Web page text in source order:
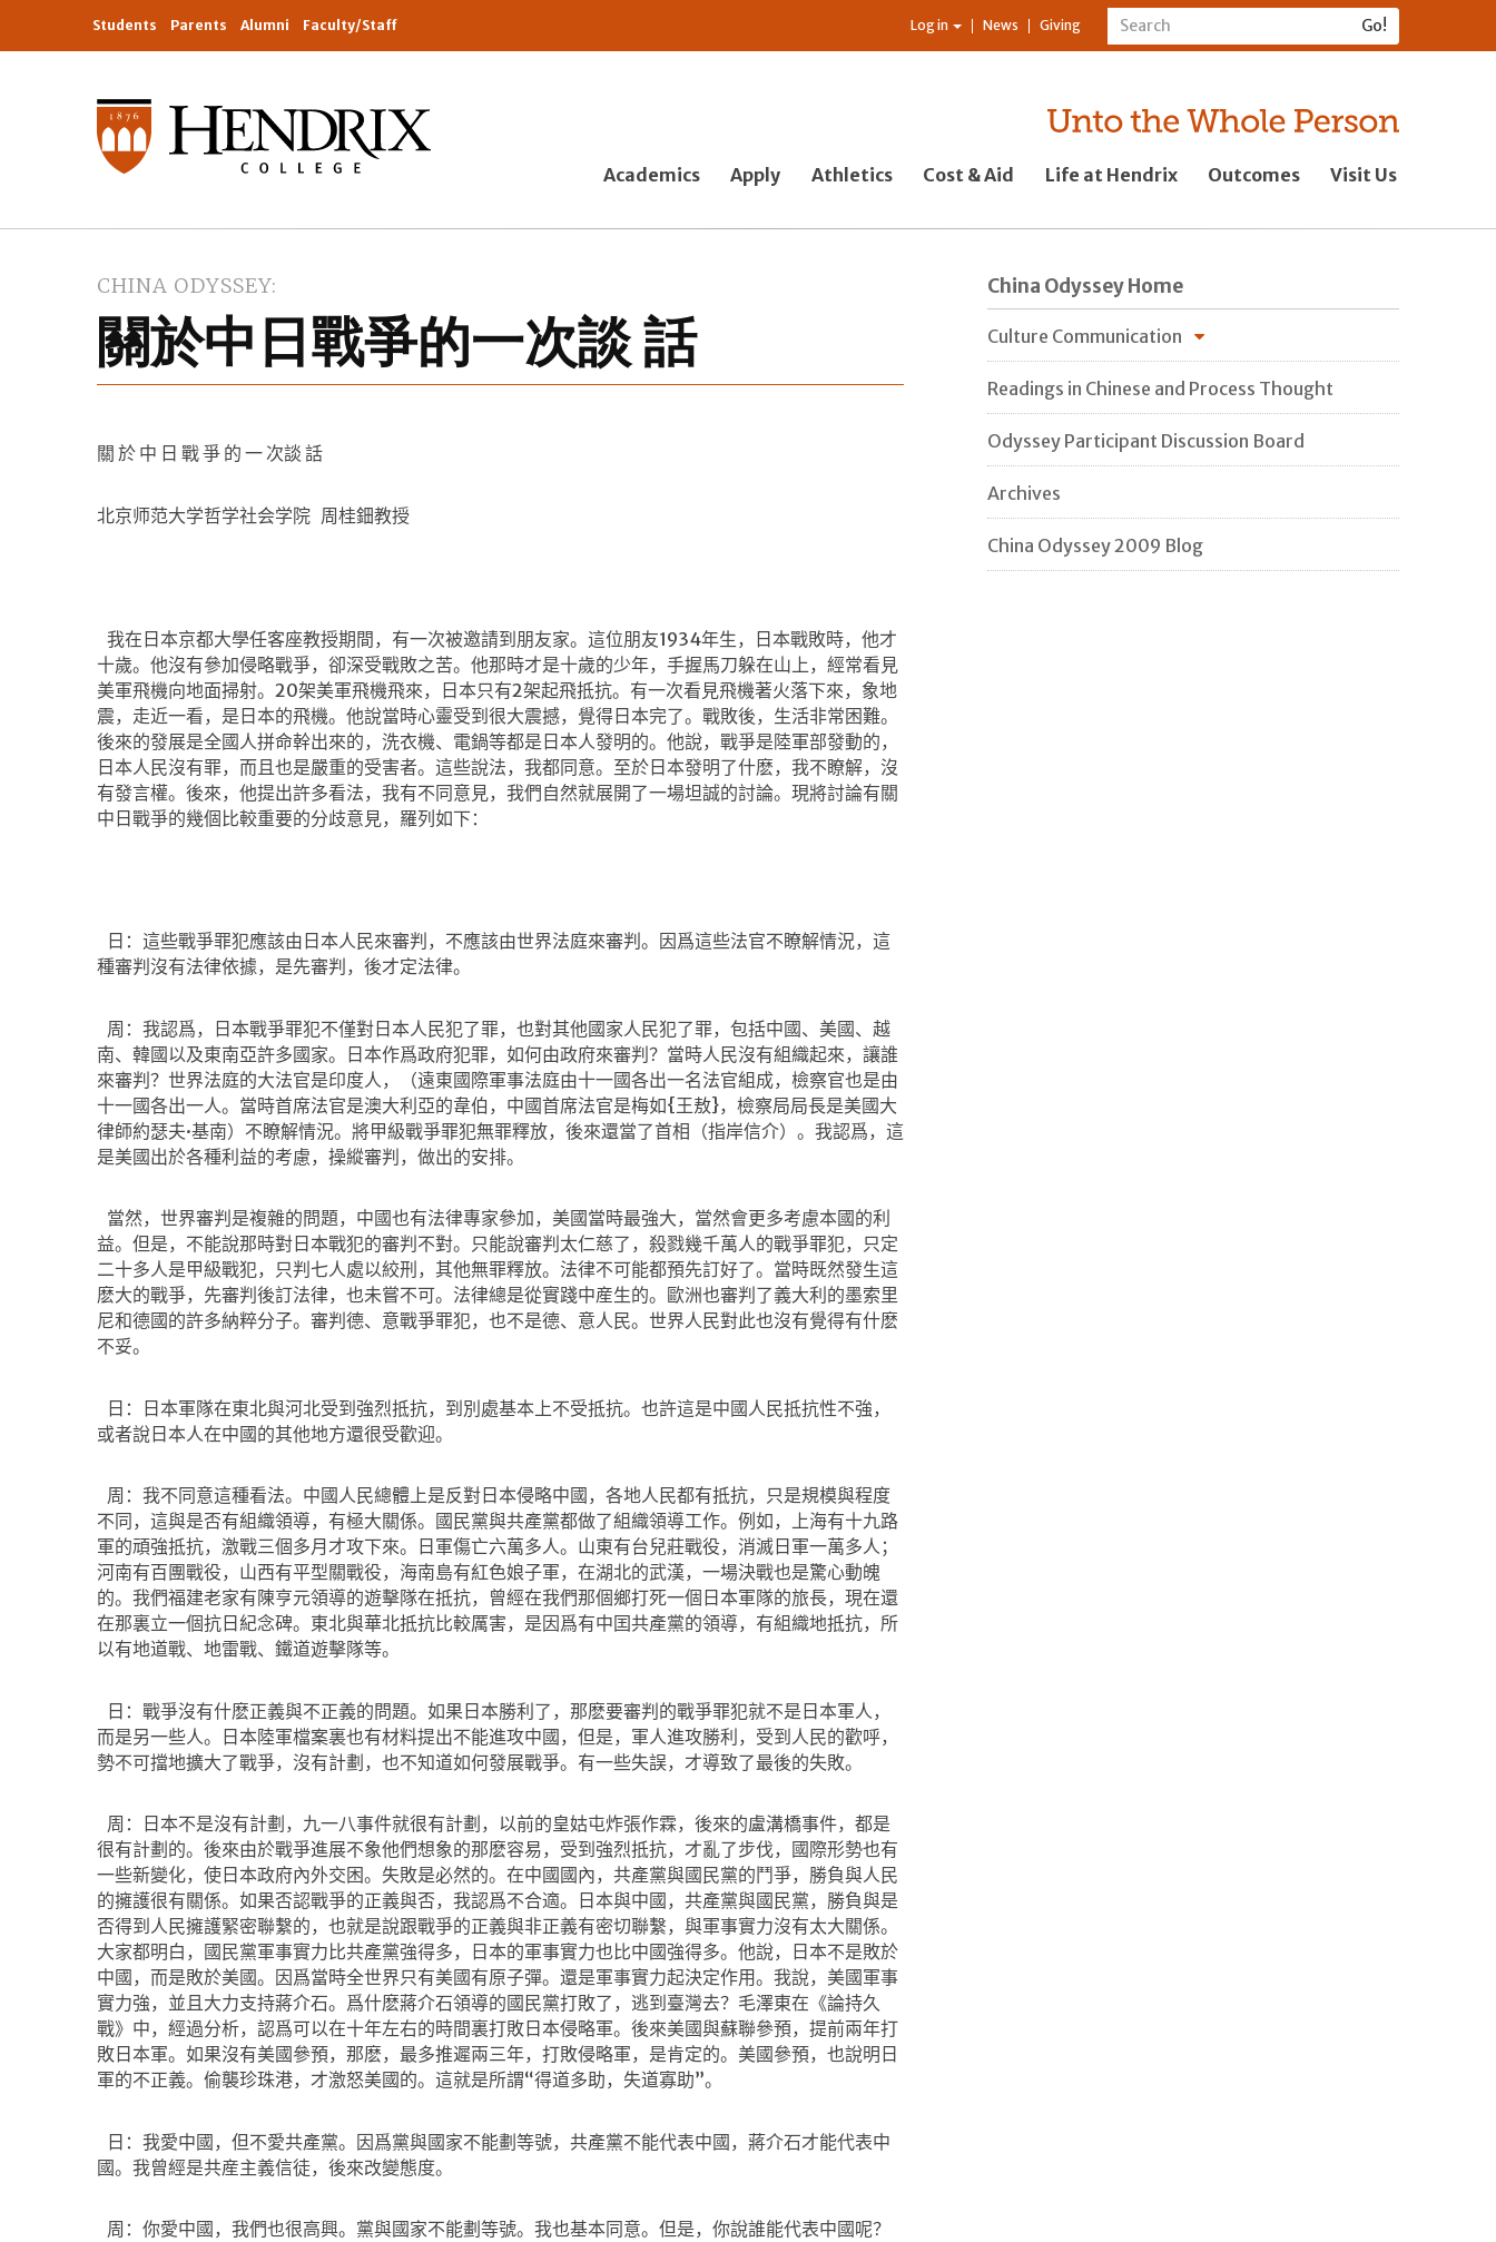
Students Parents Alumni Faculty/Staff Log in News Giving
Academics Apply Athletics Cost & Aid Life at Hendrix Outcomes Visit Us
CHINA ODYSSEY
關於中日戰爭的一次談 話
關 於 中 日 戰 爭 的 一 次談 話
北京师范大学哲学社会学院 周桂鈿教授
我在日本京都大學任客座教授期間，有一次被邀請到朋友家。這位朋友1934年生，日本戰敗時，他才
十歲。他沒有參加侵略戰爭，卻深受戰敗之苦。他那時才是十歲的少年，手握馬刀躲在山上，經常看見
美軍飛機向地面掃射。 20架美軍飛機飛來，日本只有2架起飛抵抗。有一次看見飛機著火落下來，象地
震，走近一看，是日本的飛機。他說當時心靈受到很大震撼，覺得日本完了。戰敗後，生活非常困難。
後來的發展是全國人拼命幹出來的，洗衣機、電鍋等都是日本人發明的。他說，戰爭是陸軍部發動的，
日本人民沒有罪，而且也是嚴重的受害者。這些說法，我都同意。至於日本發明了什麽，我不瞭解，沒
有發言權。後來，他提出許多看法，我有不同意見，我們自然就展開了一場坦誠的討論。現將討論有關
中日戰爭的幾個比較重要的分歧意見，羅列如下：
日：這些戰爭罪犯應該由日本人民來審判，不應該由世界法庭來審判。因爲這些法官不瞭解情況，這
種審判沒有法律依據，是先審判，後才定法律。
周：我認爲，日本戰爭罪犯不僅對日本人民犯了罪，也對其他國家人民犯了罪，包括中國、美國、越
南、韓國以及東南亞許多國家。日本作爲政府犯罪，如何由政府來審判？當時人民沒有組織起來，讓誰
來審判？世界法庭的大法官是印度人，（遠東國際軍事法庭由十一國各出一名法官組成，檢察官也是由
十一國各出一人。當時首席法官是澳大利亞的韋伯，中國首席法官是梅如{王敖}，檢察局局長是美國大
律師約瑟夫·基南）不瞭解情況。將甲級戰爭罪犯無罪釋放，後來還當了首相（指岸信介）。我認爲，這
是美國出於各種利益的考慮，操縱審判，做出的安排。
當然，世界審判是複雜的問題，中國也有法律專家參加，美國當時最強大，當然會更多考慮本國的利
益。但是，不能說那時對日本戰犯的審判不對。只能說審判太仁慈了，殺戮幾千萬人的戰爭罪犯，只定
二十多人是甲級戰犯，只判七人處以絞刑，其他無罪釋放。法律不可能都預先訂好了。當時既然發生這
麽大的戰爭，先審判後訂法律，也未嘗不可。法律總是從實踐中産生的。歐洲也審判了義大利的墨索里
尼和德國的許多納粹分子。審判德、意戰爭罪犯，也不是德、意人民。世界人民對此也沒有覺得有什麽
不妥。
日：日本軍隊在東北與河北受到強烈抵抗，到別處基本上不受抵抗。也許這是中國人民抵抗性不強，
或者說日本人在中國的其他地方還很受歡迎。
周：我不同意這種看法。中國人民總體上是反對日本侵略中國，各地人民都有抵抗，只是規模與程度
不同，這與是否有組織領導，有極大關係。國民黨與共產黨都做了組織領導工作。例如，上海有十九路
軍的頑強抵抗，激戰三個多月才攻下來。日軍傷亡六萬多人。山東有台兒莊戰役，消滅日軍一萬多人；
河南有百團戰役，山西有平型關戰役，海南島有紅色娘子軍，在湖北的武漢，一場決戰也是驚心動魄
的。我們福建老家有陳亨元領導的遊擊隊在抵抗，曾經在我們那個鄉打死一個日本軍隊的旅長，現在還
在那裏立一個抗日紀念碑。東北與華北抵抗比較厲害，是因爲有中囯共產黨的領導，有組織地抵抗，所
以有地道戰、地雷戰、鐵道遊擊隊等。
日：戰爭沒有什麽正義與不正義的問題。如果日本勝利了，那麽要審判的戰爭罪犯就不是日本軍人，
而是另一些人。日本陸軍檔案裏也有材料提出不能進攻中國，但是，軍人進攻勝利，受到人民的歡呼，
勢不可擋地擴大了戰爭，沒有計劃，也不知道如何發展戰爭。有一些失誤，才導致了最後的失敗。
周：日本不是沒有計劃，九一八事件就很有計劃，以前的皇姑屯炸張作霖，後來的盧溝橋事件，都是
很有計劃的。後來由於戰爭進展不象他們想象的那麽容易，受到強烈抵抗，才亂了步伐，國際形勢也有
一些新變化，使日本政府內外交困。失敗是必然的。在中國國內，共產黨與國民黨的鬥爭，勝負與人民
的擁護很有關係。如果否認戰爭的正義與否，我認爲不合適。日本與中國，共產黨與國民黨，勝負與是
否得到人民擁護緊密聯繫的，也就是說跟戰爭的正義與非正義有密切聯繫，與軍事實力沒有太大關係。
大家都明白，國民黨軍事實力比共產黨強得多，日本的軍事實力也比中國強得多。他說，日本不是敗於
中國，而是敗於美國。因爲當時全世界只有美國有原子彈。還是軍事實力起決定作用。我說，美國軍事
實力強，並且大力支持蔣介石。爲什麽蔣介石領導的國民黨打敗了，逃到臺灣去？毛澤東在《論持久
戰》中，經過分析，認爲可以在十年左右的時間裏打敗日本侵略軍。後來美國與蘇聯參預，提前兩年打
敗日本軍。如果沒有美國參預，那麽，最多推遲兩三年，打敗侵略軍，是肯定的。美國參預，也說明日
軍的不正義。偷襲珍珠港，才激怒美國的。這就是所謂“得道多助，失道寡助”。
日：我愛中國，但不愛共產黨。因爲黨與國家不能劃等號，共產黨不能代表中國，蔣介石才能代表中
國。我曾經是共産主義信徒，後來改變態度。
周：你愛中國，我們也很高興。黨與國家不能劃等號。我也基本同意。但是，你說誰能代表中國呢？
China Odyssey Home
Culture Communication
Readings in Chinese and Process Thought
Odyssey Participant Discussion Board
Archives
China Odyssey 2009 Blog